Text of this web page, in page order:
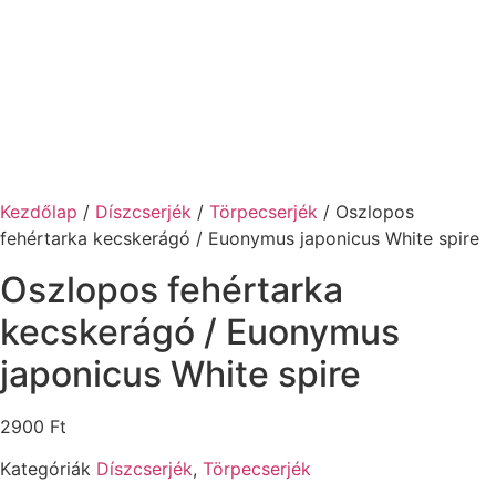
Kezdőlap / Díszcserjék / Törpecserjék / Oszlopos
fehértarka kecskerágó / Euonymus japonicus White spire
Oszlopos fehértarka
kecskerágó / Euonymus
japonicus White spire
2900 Ft
Kategóriák Díszcserjék, Törpecserjék